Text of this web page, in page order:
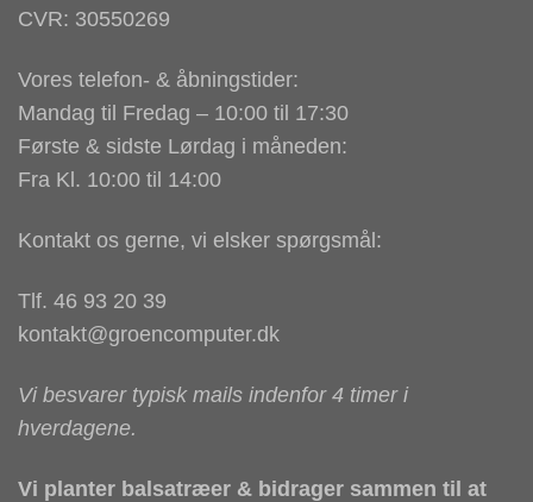
CVR: 30550269
Vores telefon- & åbningstider:
Mandag til Fredag – 10:00 til 17:30
Første & sidste Lørdag i måneden:
Fra Kl. 10:00 til 14:00
Kontakt os gerne, vi elsker spørgsmål:
Tlf. 46 93 20 39
kontakt@groencomputer.dk
Vi besvarer typisk mails indenfor 4 timer i
hverdagene.
Vi planter balsatræer & bidrager sammen til at